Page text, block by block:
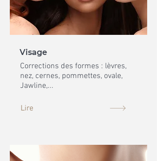
Visage
Corrections des formes : lèvres,
nez, cernes, pommettes, ovale,
Jawline,...
Lire